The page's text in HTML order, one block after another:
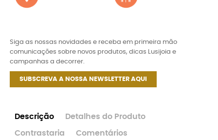
Siga as nossas novidades e receba em primeira mão
comunicações sobre novos produtos, dicas Lusijoia e
campanhas a decorrer.
SUBSCREVA A NOSSA NEWSLETTER AQUI
Descrição Detalhes do Produto
Contrastaria Comentários